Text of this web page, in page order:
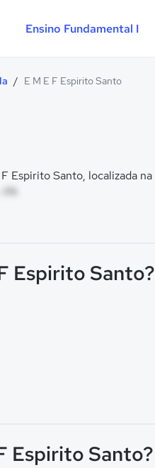
Ensino Fundamental I
/ E M E F Espirito Santo
Espirito Santo, localizada na
Espirito Santo?
Espirito Santo?